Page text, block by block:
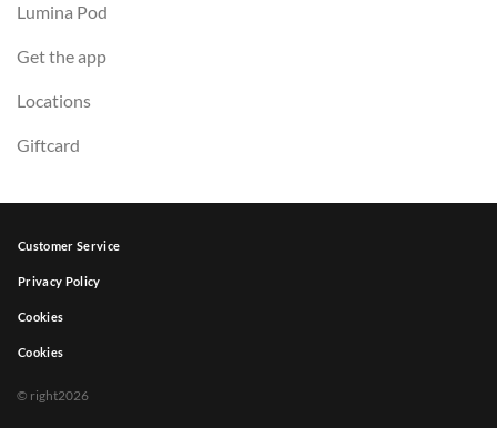
Lumina Pod
Get the app
Locations
Giftcard
Customer Service
Privacy Policy
Cookies
Cookies
© right2026